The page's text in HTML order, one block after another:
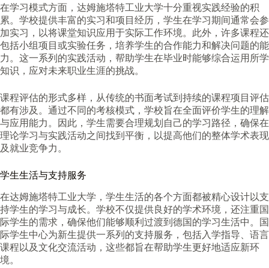
在学习模式方面，达姆施塔特工业大学十分重视实践经验的积
累。学校提供丰富的实习和项目经历，学生在学习期间通常会参
加实习，以将课堂知识应用于实际工作环境。此外，许多课程还
包括小组项目或实验任务，培养学生的合作能力和解决问题的能
力。这一系列的实践活动，帮助学生在毕业时能够综合运用所学
知识，应对未来职业生涯的挑战。
课程评估的形式多样，从传统的书面考试到持续的课程项目评估
都有涉及。通过不同的考核模式，学校旨在全面评价学生的理解
与应用能力。因此，学生需要合理规划自己的学习路径，确保在
理论学习与实践活动之间找到平衡，以提高他们的整体学术表现
及就业竞争力。
学生生活与支持服务
在达姆施塔特工业大学，学生生活的各个方面都被精心设计以支
持学生的学习与成长。学校不仅提供良好的学术环境，还注重国
际学生的需求，确保他们能够顺利过渡到德国的学习生活中。国
际学生中心为新生提供一系列的支持服务，包括入学指导、语言
课程以及文化交流活动，这些都旨在帮助学生更好地适应新环
境。